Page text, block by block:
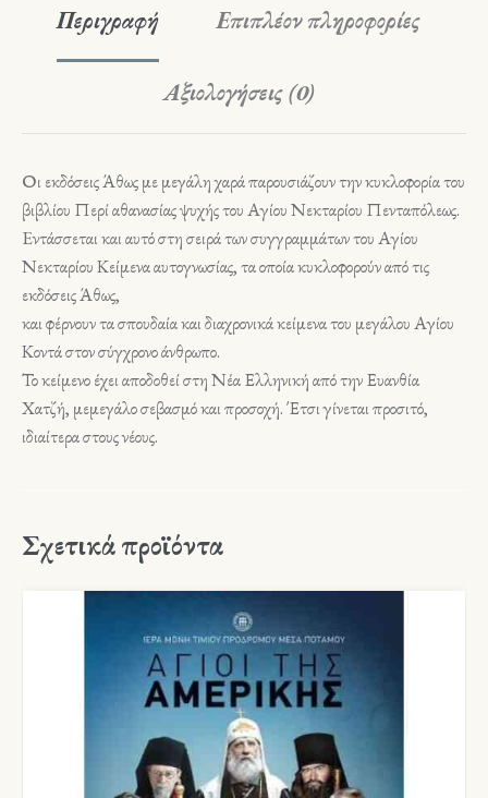
Περιγραφή Επιπλέον πληροφορίες
Αξιολογήσεις (0)
Οι εκδόσεις Άθως με μεγάλη χαρά παρουσιάζουν την κυκλοφορία του
βιβλίου Περί αθανασίας ψυχής του Αγίου Νεκταρίου Πενταπόλεως.
Eντάσσεται και αυτό στη σειρά των συγγραμμάτων του Αγίου
Νεκταρίου Κείμενα αυτογνωσίας, τα οποία κυκλοφορούν από τις
εκδόσεις Άθως,
και φέρνουν τα σπουδαία και διαχρονικά κείμενα του μεγάλου Αγίου
Κοντά στον σύγχρονο άνθρωπο.
Το κείμενο έχει αποδοθεί στη Νέα Ελληνική από την Ευανθία
Χατζή, μεμεγάλο σεβασμό και προσοχή. Έτσι γίνεται προσιτό,
ιδιαίτερα στους νέους.
Σχετικά προϊόντα